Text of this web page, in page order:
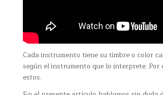
Cada instrumento tiene su timbre o color
según el instrumento que lo interprete.
estos.